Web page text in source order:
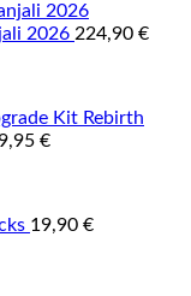
2026 224,90 €
Rebirth
9,95 €
19,90 €